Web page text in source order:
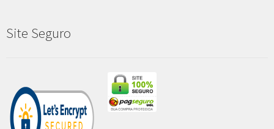
Site Seguro